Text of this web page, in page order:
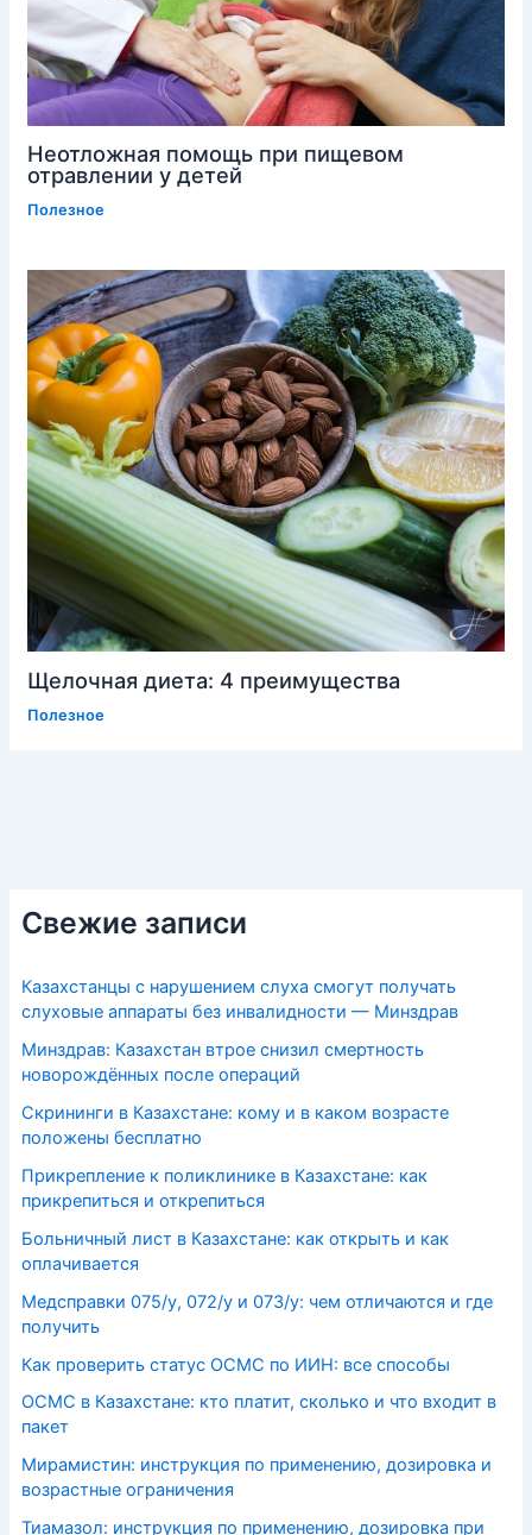
Неотложная помощь при пищевом
отравлении у детей
Полезное
Щелочная диета: 4 преимущества
Полезное
Свежие записи
Казахстанцы с нарушением слуха смогут получать
слуховые аппараты без инвалидности — Минздрав
Минздрав: Казахстан втрое снизил смертность
новорождённых после операций
Скрининги в Казахстане: кому и в каком возрасте
положены бесплатно
Прикрепление к поликлинике в Казахстане: как
прикрепиться и открепиться
Больничный лист в Казахстане: как открыть и как
оплачивается
Медсправки 075/у, 072/у и 073/у: чем отличаются и где
получить
Как проверить статус ОСМС по ИИН: все способы
ОСМС в Казахстане: кто платит, сколько и что входит в
пакет
Мирамистин: инструкция по применению, дозировка и
возрастные ограничения
Тиамазол: инструкция по применению, дозировка при